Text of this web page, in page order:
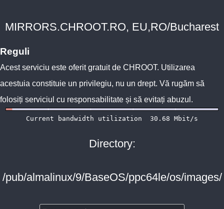
MIRRORS.CHROOT.RO, EU,RO/Bucharest
Reguli
Acest serviciu este oferit gratuit de CHROOT. Utilizarea
acestuia constituie un privilegiu, nu un drept. Vă rugăm să
folosiți serviciul cu responsabilitate și să evitați abuzul.
Directory:
/pub/almalinux/9/BaseOS/ppc64le/os/images/